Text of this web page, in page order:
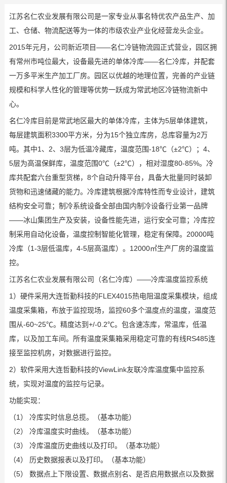
江苏名仁农业发展有限公司是一家专业从事名特优农产品生产、加
工、仓储、物流配送等为一体的市级农业产业化经营龙头企业。
2015年元月，公司新近项目——名仁冷链物流园正式营业，园区拥
有常州市吨位最大，设备最先进的单体冷库——名仁冷库，并配套
一万多平米生产加工厂房。园区以优越的地理位置，完善的产业链
规模和科学人性化的管理等优势一跃成为常武地区冷链物流新中
心。
名仁冷库目前是常武地区最大的单体冷库，主体为5层单体建筑，
每层建筑面积3300平方米，分为15个独立库房，总库容量为2万
吨。其中1、2、3层为低温冷藏库，温度范围-18℃（±2℃）；4、
5层为高温保鲜库，温度范围0℃（±2℃），相对湿度80-85%。冷
库共配套六台重型货梯，8个自动升降平台，具备大批量同时装卸
货物和迅速储藏的能力。冷库建筑根据冷库特性而专业设计，建筑
结构安全可靠；制冷系统设备全部由国内制冷设备行业第一品牌
——冰山集团生产及安装，设备性能先进，运行安全可靠；冷库控
制采用自动化设备，温度控制智能化管理，稳定有保障。20000吨
冷库（1-3层低温库，4-5层高温库）。12000㎡生产厂房的温度监
控。
江苏名仁农业发展有限公司（名仁冷库）——冷库温度监控系统
1）硬件采用大连哲勤科技的FLEX4015热电阻温度采集模块，组成
温度采集箱，布放于监控现场，监控60多个温度点的温度，温度范
围从-60~25℃。精度达到+/-0.2℃。包含速冻库，常温库，低温
库，以及加工车间。所有温度采集箱采用稳定可靠的有线RS485连
接至监控机房，对数据进行监控。
2）软件采用大连哲勤科技的ViewLink友联冷库温度集中监控系
统，实现对温度的监控与记录。
功能实现：
（1） 冷库实时信息总揽。（基本功能）
（2） 冷库温度实时曲线。（基本功能）
（3） 冷库温度历史曲线以及打印。（基本功能）
（4） 历史数据报表以及打印。（基本功能）
（5） 数据点上下限设置、数据点别名、是否启用数据点以及数据